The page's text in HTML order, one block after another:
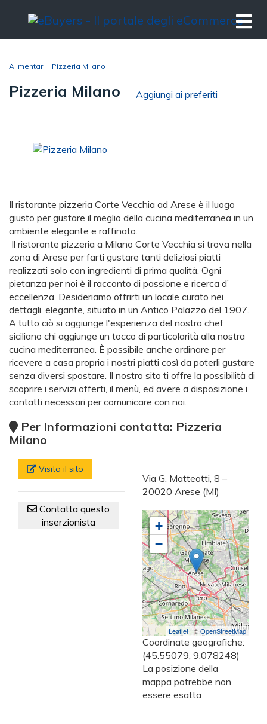
Alimentari | Pizzeria Milano
Pizzeria Milano Aggiungi ai preferiti
Il ristorante pizzeria Corte Vecchia ad Arese è il luogo
giusto per gustare il meglio della cucina mediterranea in un
ambiente elegante e raffinato.
Il ristorante pizzeria a Milano Corte Vecchia si trova nella
zona di Arese per farti gustare tanti deliziosi piatti
realizzati solo con ingredienti di prima qualità. Ogni
pietanza per noi è il racconto di passione e ricerca d’
eccellenza. Desideriamo offrirti un locale curato nei
dettagli, elegante, situato in un Antico Palazzo del 1907.
A tutto ciò si aggiunge l'esperienza del nostro chef
siciliano chi aggiunge un tocco di particolarità alla nostra
cucina mediterranea. È possibile anche ordinare per
ricevere a casa propria i nostri piatti così da poterli gustare
senza diversi spostare. Il nostro sito ti offre la possibilità di
scoprire i servizi offerti, il menù, ed avere a disposizione i
contatti necessari per comunicare con noi.
Per Informazioni contatta: Pizzeria
Milano
Visita il sito
Contatta questo
inserzionista
Via G. Matteotti, 8 –
20020 Arese (MI)
+
−
Leaflet| ©OpenStreetMap
Coordinate geografiche:
(45.55079, 9.078248)
La posizione della
mappa potrebbe non
essere esatta